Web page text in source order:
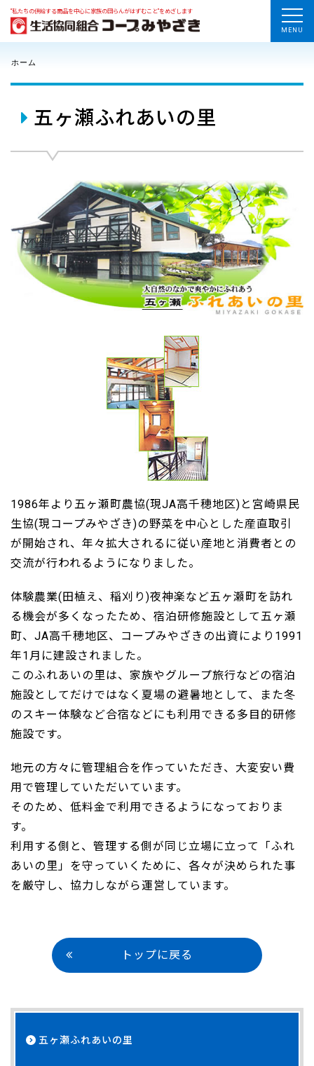
“私たちの供給する商品を中心に家族の団らんがはずむこと”をめざします
MENU
ホーム
五ヶ瀬ふれあいの里
1986年より五ヶ瀬町農協(現JA高千穂地区)と宮崎県民
生協(現コープみやざき)の野菜を中心とした産直取引
が開始され、年々拡大されるに従い産地と消費者との
交流が行われるようになりました。
体験農業(田植え、稲刈り)夜神楽など五ヶ瀬町を訪れ
る機会が多くなったため、宿泊研修施設として五ヶ瀬
町、JA高千穂地区、コープみやざきの出資により1991
年1月に建設されました。
このふれあいの里は、家族やグループ旅行などの宿泊
施設としてだけではなく夏場の避暑地として、また冬
のスキー体験など合宿などにも利用できる多目的研修
施設です。
地元の方々に管理組合を作っていただき、大変安い費
用で管理していただいています。
そのため、低料金で利用できるようになっておりま
す。
利用する側と、管理する側が同じ立場に立って「ふれ
あいの里」を守っていくために、各々が決められた事
を厳守し、協力しながら運営しています。
トップに戻る
五ヶ瀬ふれあいの里